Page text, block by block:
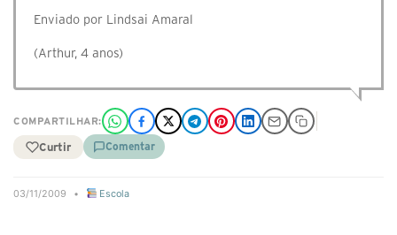
Enviado por Lindsai Amaral
(Arthur, 4 anos)
COMPARTILHAR:
Curtir Comentar
03/11/2009 • Escola